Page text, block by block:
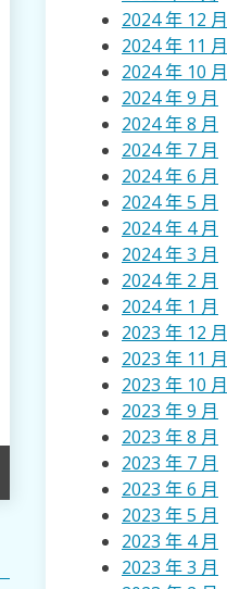
2024 年 12 月
2024 年 11 月
2024 年 10 月
2024 年 9 月
2024 年 8 月
2024 年 7 月
2024 年 6 月
2024 年 5 月
2024 年 4 月
2024 年 3 月
2024 年 2 月
2024 年 1 月
2023 年 12 月
2023 年 11 月
2023 年 10 月
2023 年 9 月
2023 年 8 月
2023 年 7 月
2023 年 6 月
2023 年 5 月
2023 年 4 月
2023 年 3 月